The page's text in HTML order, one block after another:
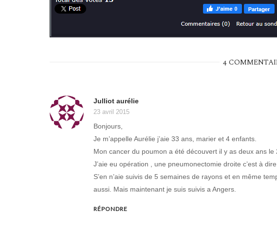
4
Julliot aurélie
23 avril 2015
Bonjours,
Je m’appelle Aurélie j’aie 33 ans, marier et 4 enfants.
Mon cancer du poumon a été découvert il y as deux ans le
J’aie eu opération , une pneumonectomie droite c’est à
S’en n’aie suivis de 5 semaines de rayons et en même
aussi. Mais maintenant je suis suivis a Angers.
RÉPONDRE